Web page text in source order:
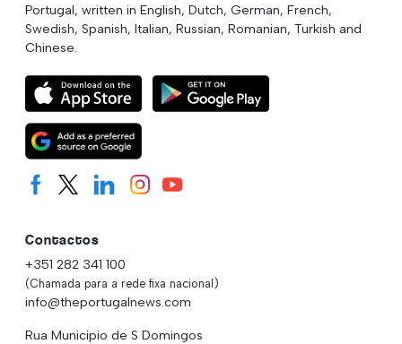
Portugal, written in English, Dutch, German, French,
Swedish, Spanish, Italian, Russian, Romanian, Turkish and
Chinese.
Contactos
+351 282 341 100
(Chamada para a rede fixa nacional)
info@theportugalnews.com
Rua Municipio de S Domingos